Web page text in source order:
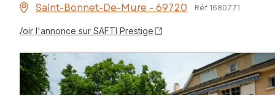
Saint-Bonnet-De-Mure - 69720 Réf 1680771
Voir l'annonce sur SAFTI Prestige